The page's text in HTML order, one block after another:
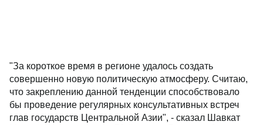
"За короткое время в регионе удалось создать
совершенно новую политическую атмосферу. Считаю,
что закреплению данной тенденции способствовало
бы проведение регулярных консультативных встреч
глав государств Центральной Азии", - сказал Шавкат